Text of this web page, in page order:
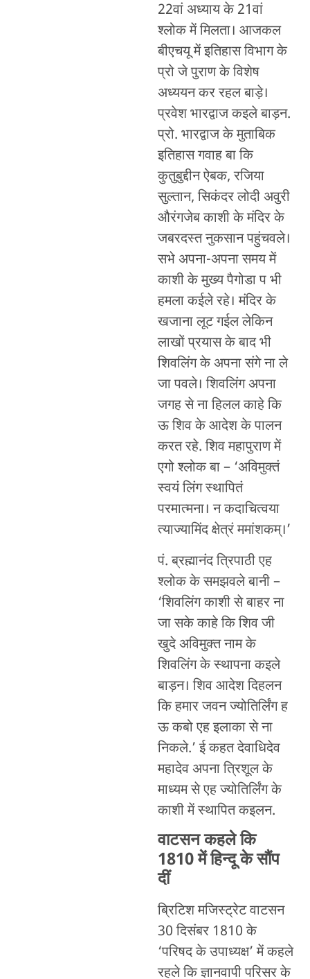
22वां अध्याय के 21वां
श्लोक में मिलता। आजकल
बीएचयू में इतिहास विभाग के
प्रो जे पुराण के विशेष
अध्ययन कर रहल बाड़े।
प्रवेश भारद्वाज कइले बाड़न.
प्रो. भारद्वाज के मुताबिक
इतिहास गवाह बा कि
कुतुबुद्दीन ऐबक, रजिया
सुल्तान, सिकंदर लोदी अवुरी
औरंगजेब काशी के मंदिर के
जबरदस्त नुकसान पहुंचवले।
सभे अपना-अपना समय में
काशी के मुख्य पैगोडा प भी
हमला कईले रहे। मंदिर के
खजाना लूट गईल लेकिन
लाखों प्रयास के बाद भी
शिवलिंग के अपना संगे ना ले
जा पवले। शिवलिंग अपना
जगह से ना हिलल काहे कि
ऊ शिव के आदेश के पालन
करत रहे. शिव महापुराण में
एगो श्लोक बा – ‘अविमुक्तं
स्वयं लिंग स्थापितं
परमात्मना। न कदाचित्वया
त्याज्यामिंद क्षेत्रं ममांशकम्।’
पं. ब्रह्मानंद त्रिपाठी एह
श्लोक के समझवले बानी –
‘शिवलिंग काशी से बाहर ना
जा सके काहे कि शिव जी
खुदे अविमुक्त नाम के
शिवलिंग के स्थापना कइले
बाड़न। शिव आदेश दिहलन
कि हमार जवन ज्योतिर्लिंग ह
ऊ कबो एह इलाका से ना
निकले.’ ई कहत देवाधिदेव
महादेव अपना त्रिशूल के
माध्यम से एह ज्योतिर्लिंग के
काशी में स्थापित कइलन.
वाटसन कहले कि
1810 में हिन्दू के सौंप
दीं
ब्रिटिश मजिस्ट्रेट वाटसन
30 दिसंबर 1810 के
‘परिषद के उपाध्यक्ष’ में कहले
रहले कि ज्ञानवापी परिसर के